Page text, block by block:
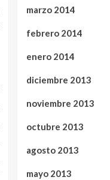
marzo 2014
febrero 2014
enero 2014
diciembre 2013
noviembre 2013
octubre 2013
agosto 2013
mayo 2013